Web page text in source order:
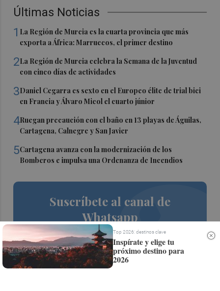
Últimas Noticias
1 La Región de Murcia es la cuarta provincia que más
exporta a África: Marruecos, el primer destino
2La Región de Murcia celebra la Semana de la Juventud
con cinco días de actividades
3Daniel Cegarra es sexto en el Europeo élite de trial bici
en Francia y Álvaro Micol el cuarto júnior
4Ruegan precaución con el baño en 13 playas de Águilas,
Cartagena, Calnegre y San Javier
5Cartagena avanza con la modernización de los
Bomberos e impulsa una Ordenanza de Incendios
Suscríbete al canal de
Whatsapp
Siempre al día de las últimas noticias
¡Quiero suscribirme!
Top 2026: destinos clave
Inspírate y elige tu
próximo destino para
2026